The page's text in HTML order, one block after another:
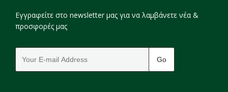
Εγγραφείτε στο newsletter μας για να λαμβάνετε νέα &
προσφορές μας